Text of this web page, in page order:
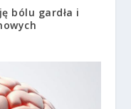
bólu gardła i